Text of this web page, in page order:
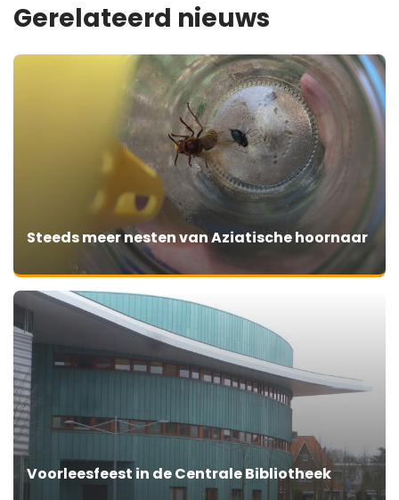
Gerelateerd nieuws
Steeds meer nesten van Aziatische hoornaar
Voorleesfeest in de Centrale Bibliotheek